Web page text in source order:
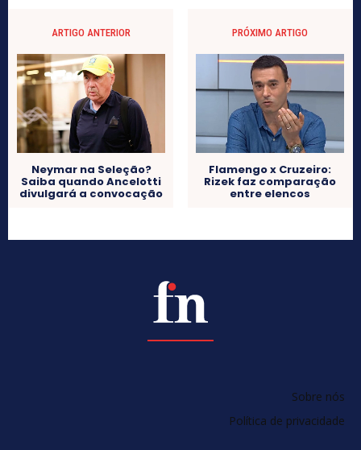
ARTIGO ANTERIOR
Neymar na Seleção?
Saiba quando Ancelotti
divulgará a convocação
PRÓXIMO ARTIGO
Flamengo x Cruzeiro:
Rizek faz comparação
entre elencos
Sobre nós
Política de privacidade